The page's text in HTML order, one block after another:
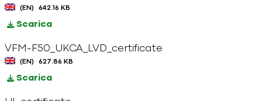
(EN) 642.16 KB
Scarica
VFM-F50_UKCA_LVD_certificate
(EN) 627.86 KB
Scarica